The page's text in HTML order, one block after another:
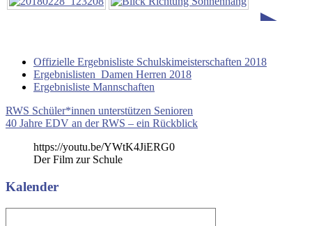
►
Offizielle Ergebnisliste Schulskimeisterschaften 2018
Ergebnislisten Damen Herren 2018
Ergebnisliste Mannschaften
SchulskiSchulskimeisterschaftenSki
Beitragsnavigation
Vorheriger
Beitrag:
RWS Schüler*innen unterstützen Senioren
Nächster
40 Jahre EDV an der RWS – ein Rückblick
https://youtu.be/YWtK4JiERG0
Der Film zur Schule
Kalender